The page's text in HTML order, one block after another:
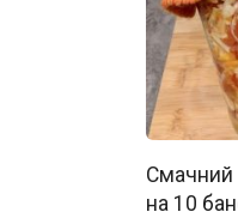
Смачний
на 10